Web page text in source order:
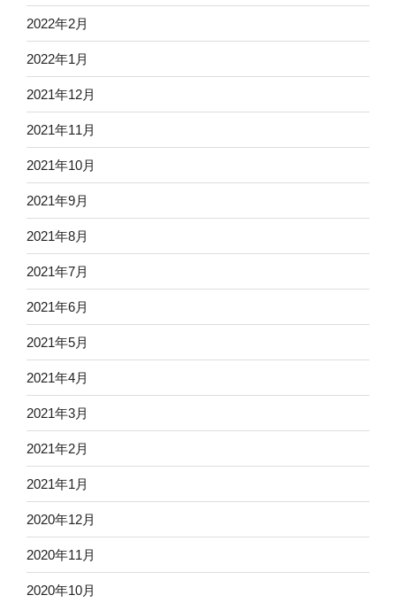
2022年2月
2022年1月
2021年12月
2021年11月
2021年10月
2021年9月
2021年8月
2021年7月
2021年6月
2021年5月
2021年4月
2021年3月
2021年2月
2021年1月
2020年12月
2020年11月
2020年10月